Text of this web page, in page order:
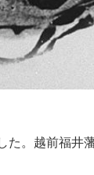
。越前福井